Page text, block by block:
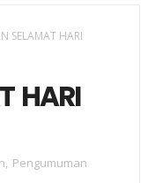
SELAMAT HARI
HARI
, Pengumuman